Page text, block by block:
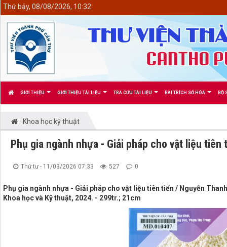
GIỚI THIỆU GIỚI THIỆU TÀI LIỆU TRA CỨU TÀI LIỆU BÀI TRÍCH SỐ HÓA BỘ
Thứ bảy, 08/08/2026, 10:32
Khoa học kỹ thuật
Phụ gia ngành nhựa - Giải pháp cho vật liệu tiên
Thứ tư - 11/03/2026 07:33 527 0
Phụ gia ngành nhựa - Giải pháp cho vật liệu tiên tiến / Nguyễn
Khoa học và Kỹ thuật, 2024. - 299tr.; 21cm
<